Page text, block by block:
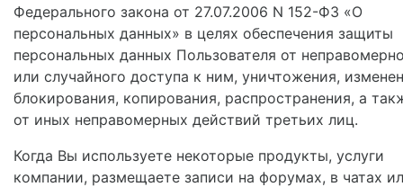
Федерального закона от 27.07.2006 N 152-ФЗ «О
персональных данных» в целях обеспечения защиты
персональных данных Пользователя от
или случайного доступа к ним, уничтожения,
блокирования, копирования, распространения, а
от иных неправомерных действий третьих лиц.
Когда Вы используете некоторые продукты, услуги
компании, размещаете записи на форумах, в чатах